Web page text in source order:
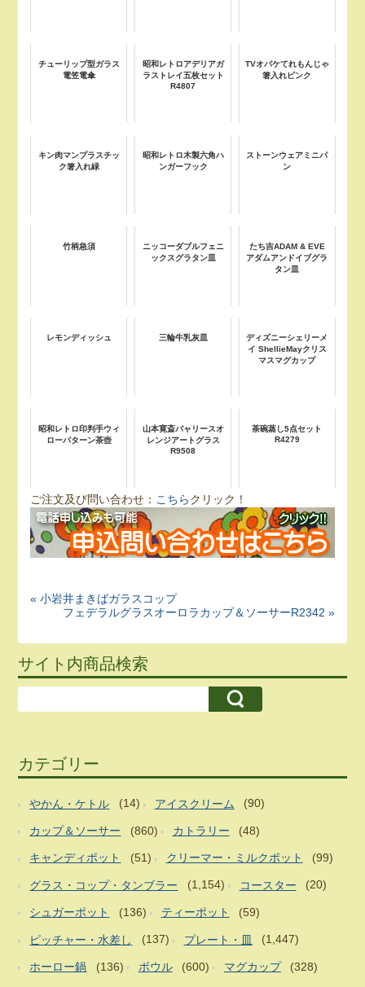
チューリップ型ガラス
電笠電傘
昭和レトロアデリアガ
ラストレイ五枚セット
R4807
TVオバケてれもんじゃ
箸入れピンク
キン肉マンプラスチッ
ク箸入れ緑
昭和レトロ木製六角ハ
ンガーフック
ストーンウェアミニパ
ン
竹柄急須
ニッコーダブルフェニ
ックスグラタン皿
たち吉ADAM & EVE
アダムアンドイブグラ
タン皿
レモンディッシュ 三輪牛乳灰皿
ディズニーシェリーメ
イ ShellieMayクリス
マスマグカップ
昭和レトロ印判手ウィ
ローパターン茶壺
山本寛斎バャリースオ
レンジアートグラス
R9508
茶碗蒸し5点セット
R4279
ご注文及び問い合わせ： こちらクリック！
« 小岩井まきばガラスコップ
フェデラルグラスオーロラカップ＆ソーサーR2342 »
サイト内商品検索
カテゴリー
やかん・ケトル (14) アイスクリーム (90)
カップ＆ソーサー (860) カトラリー (48)
キャンディポット (51) クリーマー・ミルクポット (99)
グラス・コップ・タンブラー (1,154) コースター (20)
シュガーポット (136) ティーポット (59)
ピッチャー・水差し (137) プレート・皿 (1,447)
ホーロー鍋 (136) ボウル (600) マグカップ (328)